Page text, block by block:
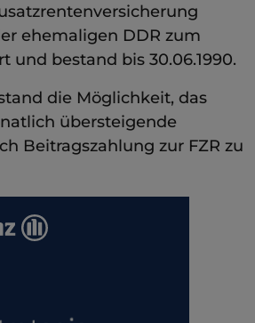
ehemaligen DDR zum
und bestand bis 30.06.1990.
die Möglichkeit, das
übersteigende
Beitragszahlung zur FZR zu